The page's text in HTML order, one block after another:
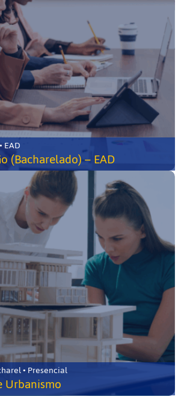
Itapecerica-MG • • EAD
(Bacharelado) – EAD
• Presencial